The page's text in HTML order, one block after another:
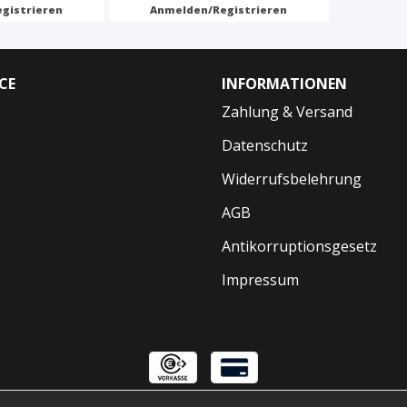
Anmelden/Registrieren
INFORMATIONEN
Zahlung & Versand
Datenschutz
Widerrufsbelehrung
AGB
Antikorruptionsgesetz
Impressum